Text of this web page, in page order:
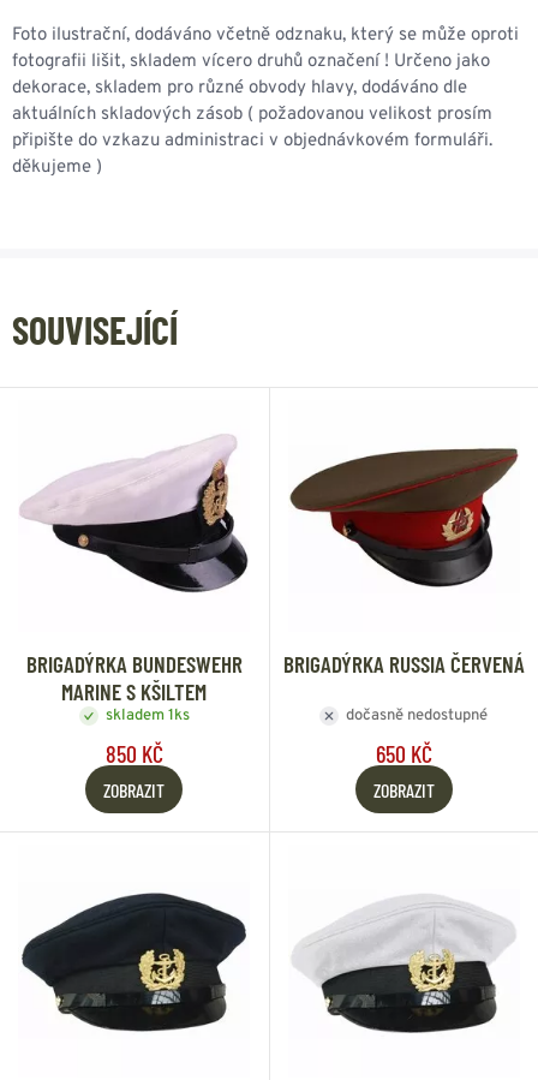
Foto ilustrační, dodáváno včetně odznaku, který se může oproti
fotografii lišit, skladem vícero druhů označení ! Určeno jako
dekorace, skladem pro různé obvody hlavy, dodáváno dle
aktuálních skladových zásob ( požadovanou velikost prosím
připište do vzkazu administraci v objednávkovém formuláři.
děkujeme )
SOUVISEJÍCÍ
BRIGADÝRKA BUNDESWEHR
MARINE S KŠILTEM
skladem 1ks
850 KČ
ZOBRAZIT
BRIGADÝRKA RUSSIA ČERVENÁ
dočasně nedostupné
650 KČ
ZOBRAZIT